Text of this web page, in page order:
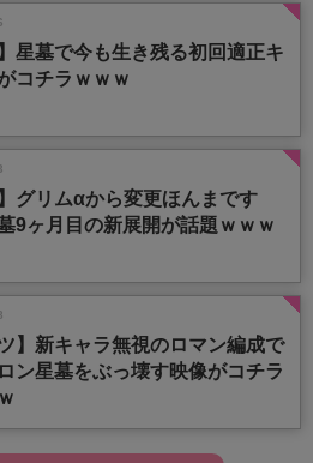
】星墓で今も生き残る初回適正キ
コチラｗｗｗ
】グリムαから変更ほんまです
9ヶ月目の新展開が話題ｗｗｗ
ツ】新キャラ無視のロマン編成で
ン星墓をぶっ壊す映像がコチラ